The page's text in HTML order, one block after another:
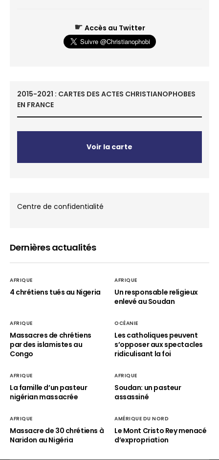
☛ Accès au Twitter
2015-2021 : CARTES DES ACTES CHRISTIANOPHOBES
EN FRANCE
Voir la carte
Centre de confidentialité
Dernières actualités
AFRIQUE
4 chrétiens tués au Nigeria
AFRIQUE
Un responsable religieux
enlevé au Soudan
AFRIQUE
Massacres de chrétiens
par des islamistes au
Congo
OCÉANIE
Les catholiques peuvent
s’opposer aux spectacles
ridiculisant la foi
AFRIQUE
La famille d’un pasteur
nigérian massacrée
AFRIQUE
Soudan: un pasteur
assassiné
AFRIQUE
Massacre de 30 chrétiens à
Naridon au Nigéria
AMÉRIQUE DU NORD
Le Mont Cristo Rey menacé
d’expropriation